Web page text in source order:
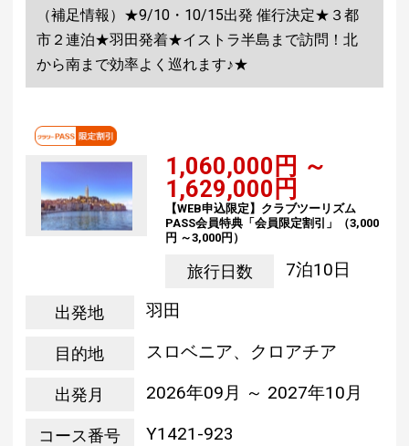
（補足情報）★9/10・10/15出発 催行決定★３都
市２連泊★羽田発着★イストラ半島まで訪問！北
から南まで効率よく巡れます♪★
1,060,000円 ～
1,629,000円
【WEB申込限定】クラブツーリズム
PASS会員特典「会員限定割引」（3,000
円 ～3,000円）
旅行日数 7泊10日
出発地 羽田
目的地 スロベニア、クロアチア
出発月 2026年09月 ～ 2027年10月
コース番号 Y1421-923